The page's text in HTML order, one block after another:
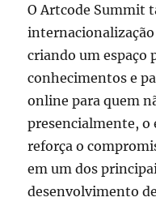
O Artcode Summit
criando um espaço
conhecimentos e
online para quem
presencialmente, o
reforça o
em um dos
desenvolvimento